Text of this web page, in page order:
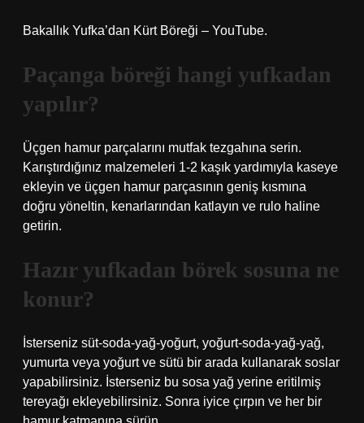
Bakallık Yufka’dan Kürt Böreği – YouTube.
Paçanga böreği hangi yufkadan
yapılır?
Üçgen hamur parçalarını mutfak tezgahına serin.
Karıştırdığınız malzemeleri 1-2 kaşık yardımıyla kaseye
ekleyin ve üçgen hamur parçasının geniş kısmına
doğru yöneltin, kenarlarından katlayın ve rulo haline
getirin.
Hazır yufkadan börek sosuna ne
konur?
İsterseniz süt-soda-yağ-yoğurt, yoğurt-soda-yağ-yağ,
yumurta veya yoğurt ve sütü bir arada kullanarak soslar
yapabilirsiniz. İsterseniz bu sosa yağ yerine eritilmiş
tereyağı ekleyebilirsiniz. Sonra iyice çırpın ve her bir